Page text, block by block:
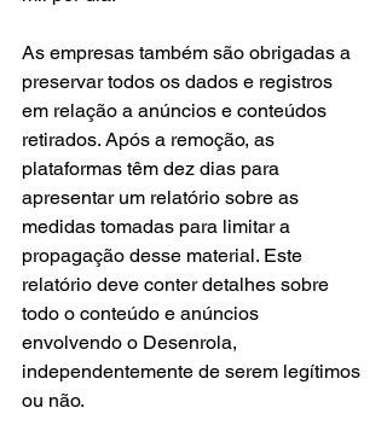
As empresas também são obrigadas a
preservar todos os dados e registros
em relação a anúncios e conteúdos
retirados. Após a remoção, as
plataformas têm dez dias para
apresentar um relatório sobre as
medidas tomadas para limitar a
propagação desse material. Este
relatório deve conter detalhes sobre
todo o conteúdo e anúncios
envolvendo o Desenrola,
independentemente de serem legítimos
ou não.